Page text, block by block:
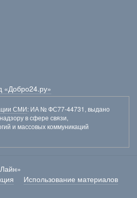
«Добро24.ру»
СМИ: ИА № ФС77-44731, выдано
в сфере связи,
и массовых коммуникаций
Использование материалов